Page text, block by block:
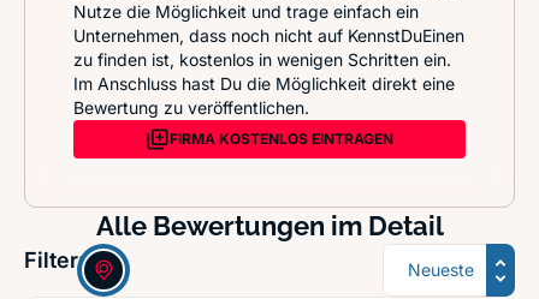
Nutze die Möglichkeit und trage einfach ein
Unternehmen, dass noch nicht auf KennstDuEinen
zu finden ist, kostenlos in wenigen Schritten ein.
Im Anschluss hast Du die Möglichkeit direkt eine
Bewertung zu veröffentlichen.
FIRMA KOSTENLOS EINTRAGEN
Alle Bewertungen im Detail
Filter: Sortierung